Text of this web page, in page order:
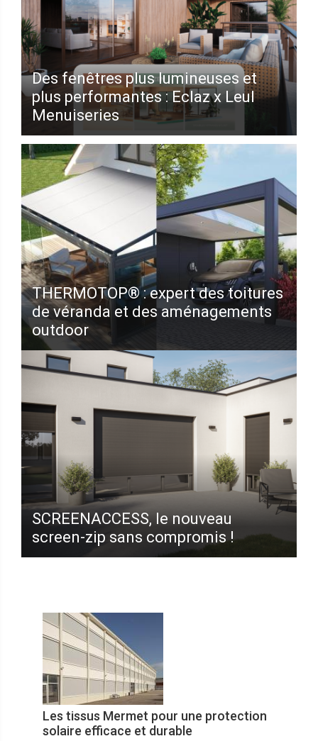
Des fenêtres plus lumineuses et
plus performantes : Eclaz x Leul
Menuiseries
THERMOTOP® : expert des toitures
de véranda et des aménagements
outdoor
SCREENACCESS, le nouveau
screen-zip sans compromis !
Les tissus Mermet pour une protection
solaire efficace et durable